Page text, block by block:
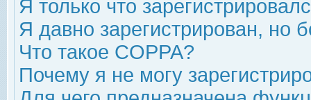
Я только что
Я давно зарегистрирован, но
Что такое COPPA?
Почему я не могу